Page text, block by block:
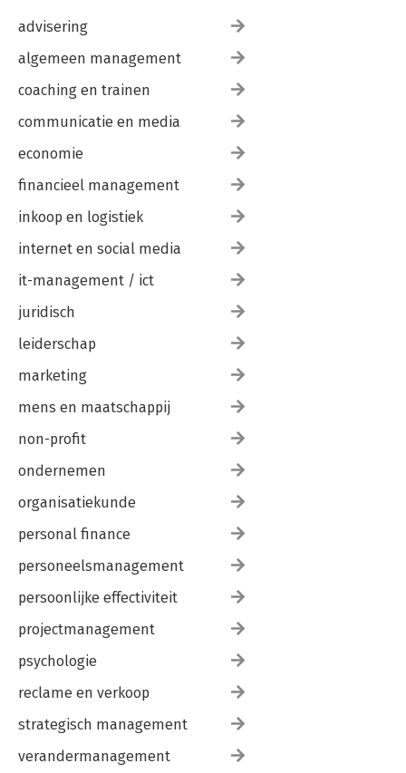
advisering
algemeen management
coaching en trainen
communicatie en media
economie
financieel management
inkoop en logistiek
internet en social media
it-management / ict
juridisch
leiderschap
marketing
mens en maatschappij
non-profit
ondernemen
organisatiekunde
personal finance
personeelsmanagement
persoonlijke effectiviteit
projectmanagement
psychologie
reclame en verkoop
strategisch management
verandermanagement